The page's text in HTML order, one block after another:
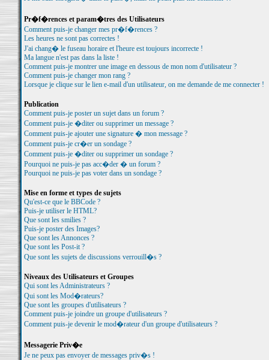
Pr�f�rences et param�tres des Utilisateurs
Comment puis-je changer mes pr�f�rences ?
Les heures ne sont pas correctes !
J'ai chang� le fuseau horaire et l'heure est toujours incorrecte !
Ma langue n'est pas dans la liste !
Comment puis-je montrer une image en dessous de mon nom d'utilisateur ?
Comment puis-je changer mon rang ?
Lorsque je clique sur le lien e-mail d'un utilisateur, on me demande de me connecter !
Publication
Comment puis-je poster un sujet dans un forum ?
Comment puis-je �diter ou supprimer un message ?
Comment puis-je ajouter une signature � mon message ?
Comment puis-je cr�er un sondage ?
Comment puis-je �diter ou supprimer un sondage ?
Pourquoi ne puis-je pas acc�der � un forum ?
Pourquoi ne puis-je pas voter dans un sondage ?
Mise en forme et types de sujets
Qu'est-ce que le BBCode ?
Puis-je utiliser le HTML?
Que sont les smilies ?
Puis-je poster des Images?
Que sont les Annonces ?
Que sont les Post-it ?
Que sont les sujets de discussions verrouill�s ?
Niveaux des Utilisateurs et Groupes
Qui sont les Administrateurs ?
Qui sont les Mod�rateurs?
Que sont les groupes d'utilisateurs ?
Comment puis-je joindre un groupe d'utilisateurs ?
Comment puis-je devenir le mod�rateur d'un groupe d'utilisateurs ?
Messagerie Priv�e
Je ne peux pas envoyer de messages priv�s !